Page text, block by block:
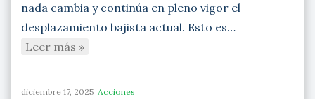
nada cambia y continúa en pleno vigor el
desplazamiento bajista actual. Esto es…
Leer más »
diciembre 17, 2025 Acciones